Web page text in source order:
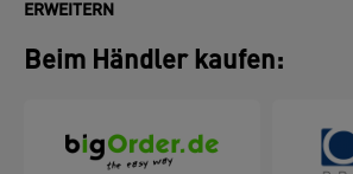
ERWEITERN
Beim Händler kaufen: